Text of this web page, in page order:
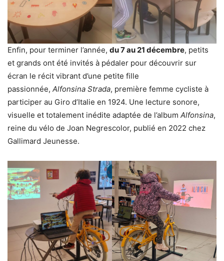
Enfin, pour terminer l’année, du 7 au 21 décembre, petits
et grands ont été invités à pédaler pour découvrir sur
écran le récit vibrant d’une petite fille
passionnée, Alfonsina Strada, première femme cycliste à
participer au Giro d’Italie en 1924. Une lecture sonore,
visuelle et totalement inédite adaptée de l’album Alfonsina,
reine du vélo de Joan Negrescolor, publié en 2022 chez
Gallimard Jeunesse.